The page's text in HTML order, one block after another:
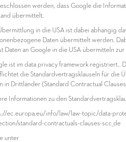
werden, dass Google die
übermittelt.
in die USA ist dabei abhängig
Daten übermittelt werden.
Daten an Google in die USA übermitteln
ist im data privacy framework registriert..
die Standardvertragsklauseln für die
in Drittländer (Standard Contractual
Informationen zu den
ec.europa.eu/info/law/law-topic/data-
standard-contractuals-clauses-scc_de
unter